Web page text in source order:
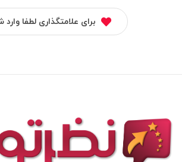
برای علامتگذاری لطفا